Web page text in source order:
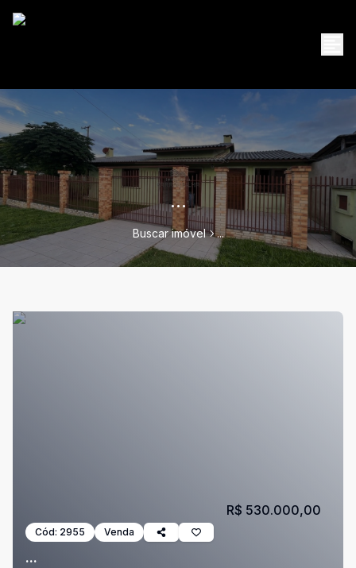
...
Buscar imóvel ...
Cód: 2955 Venda
...
R$ 530.000,00